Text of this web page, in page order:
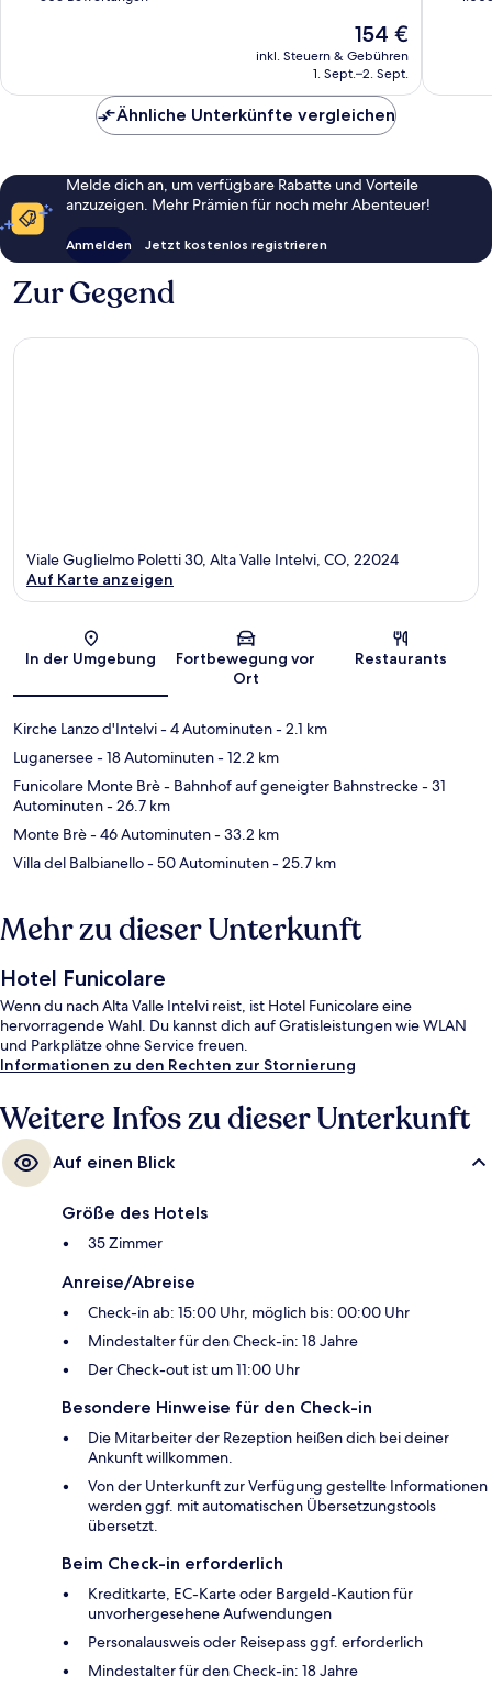
Bewertungen
Der
Preis
beträgt
154 €
inkl. Steuern & Gebühren
1. Sept.–2. Sept.
Ähnliche Unterkünfte vergleichen
Melde dich an, um verfügbare Rabatte und Vorteile
anzuzeigen. Mehr Prämien für noch mehr Abenteuer!
Anmelden Jetzt kostenlos registrieren
Zur Gegend
Karte
Viale Guglielmo Poletti 30, Alta Valle Intelvi, CO, 22024
Auf Karte anzeigen
In der Umgebung
Fortbewegung vor
Ort
Restaurants
Kirche Lanzo d'Intelvi- 4 Autominuten- 2.1 km
Luganersee- 18 Autominuten- 12.2 km
Funicolare Monte Brè - Bahnhof auf geneigter Bahnstrecke- 31
Autominuten- 26.7 km
Monte Brè- 46 Autominuten- 33.2 km
Villa del Balbianello- 50 Autominuten- 25.7 km
Mehr zu dieser Unterkunft
Hotel Funicolare
Wenn du nach Alta Valle Intelvi reist, ist Hotel Funicolare eine
hervorragende Wahl. Du kannst dich auf Gratisleistungen wie WLAN
und Parkplätze ohne Service freuen.
Informationen zu den Rechten zur Stornierung
Weitere Infos zu dieser Unterkunft
Auf einen Blick
Größe des Hotels
35 Zimmer
Anreise/Abreise
Check-in ab: 15:00 Uhr, möglich bis: 00:00 Uhr
Mindestalter für den Check-in: 18 Jahre
Der Check-out ist um 11:00 Uhr
Besondere Hinweise für den Check-in
Die Mitarbeiter der Rezeption heißen dich bei deiner
Ankunft willkommen.
Von der Unterkunft zur Verfügung gestellte Informationen
werden ggf. mit automatischen Übersetzungstools
übersetzt.
Beim Check-in erforderlich
Kreditkarte, EC-Karte oder Bargeld-Kaution für
unvorhergesehene Aufwendungen
Personalausweis oder Reisepass ggf. erforderlich
Mindestalter für den Check-in: 18 Jahre